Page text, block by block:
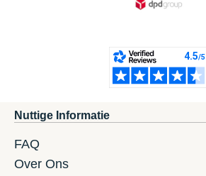
Nuttige Informatie
FAQ
Over Ons